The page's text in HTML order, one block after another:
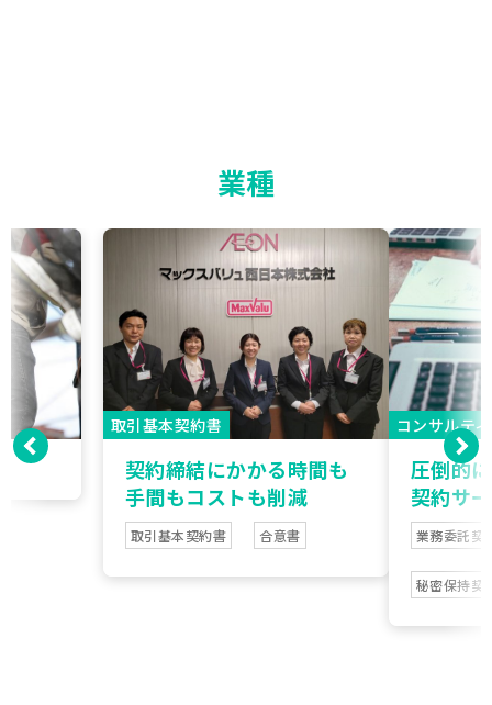
業種
取引基本契約書
契約締結にかかる時間も
手間もコストも削減
取引基本契約書 合意書
コンサルテ
圧倒的
契約サ
業務委託契
秘密保持契